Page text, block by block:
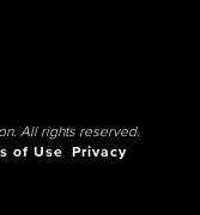
All rights reserved.
of Use
Privacy